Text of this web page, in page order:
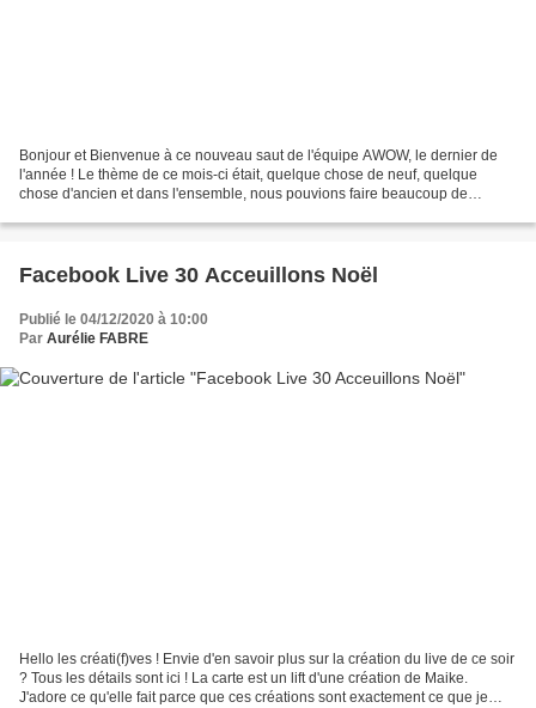
Bonjour et Bienvenue à ce nouveau saut de l'équipe AWOW, le dernier de
l'année ! Le thème de ce mois-ci était, quelque chose de neuf, quelque
chose d'ancien et dans l'ensemble, nous pouvions faire beaucoup de
Facebook Live 30 Acceuillons Noël
Publié le 04/12/2020 à 10:00
Par Aurélie FABRE
Hello les créati(f)ves ! Envie d'en savoir plus sur la création du live de ce soir
? Tous les détails sont ici ! La carte est un lift d'une création de Maike.
J'adore ce qu'elle fait parce que ces créations sont exactement ce que je